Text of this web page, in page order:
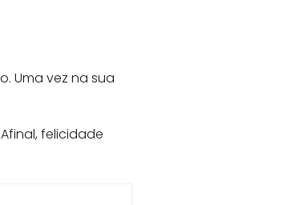
Uma vez na sua
felicidade